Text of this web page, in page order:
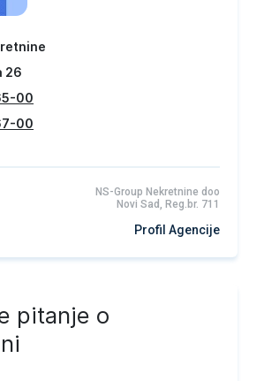
26
00
00
NS-Group Nekretnine doo
Novi Sad, Reg.br. 711
Profil Agencije
pitanje o